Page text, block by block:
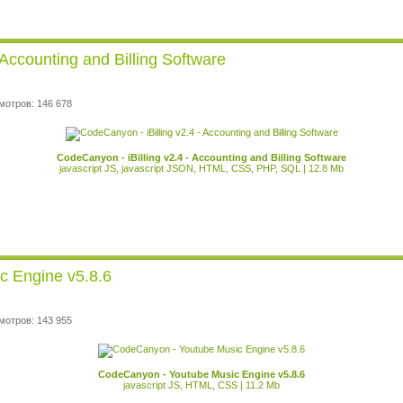
and Billing Software
146 678
CodeCanyon - iBilling v2.4 - Accounting and Billing Software
javascript JS, javascript JSON, HTML, CSS, PHP, SQL | 12.8 Mb
Engine v5.8.6
143 955
CodeCanyon - Youtube Music Engine v5.8.6
javascript JS, HTML, CSS | 11.2 Mb